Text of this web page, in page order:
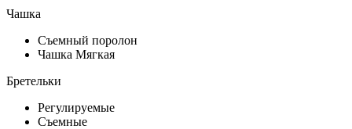
Чашка
Съемный поролон
Чашка Мягкая
Бретельки
Регулируемые
Съемные